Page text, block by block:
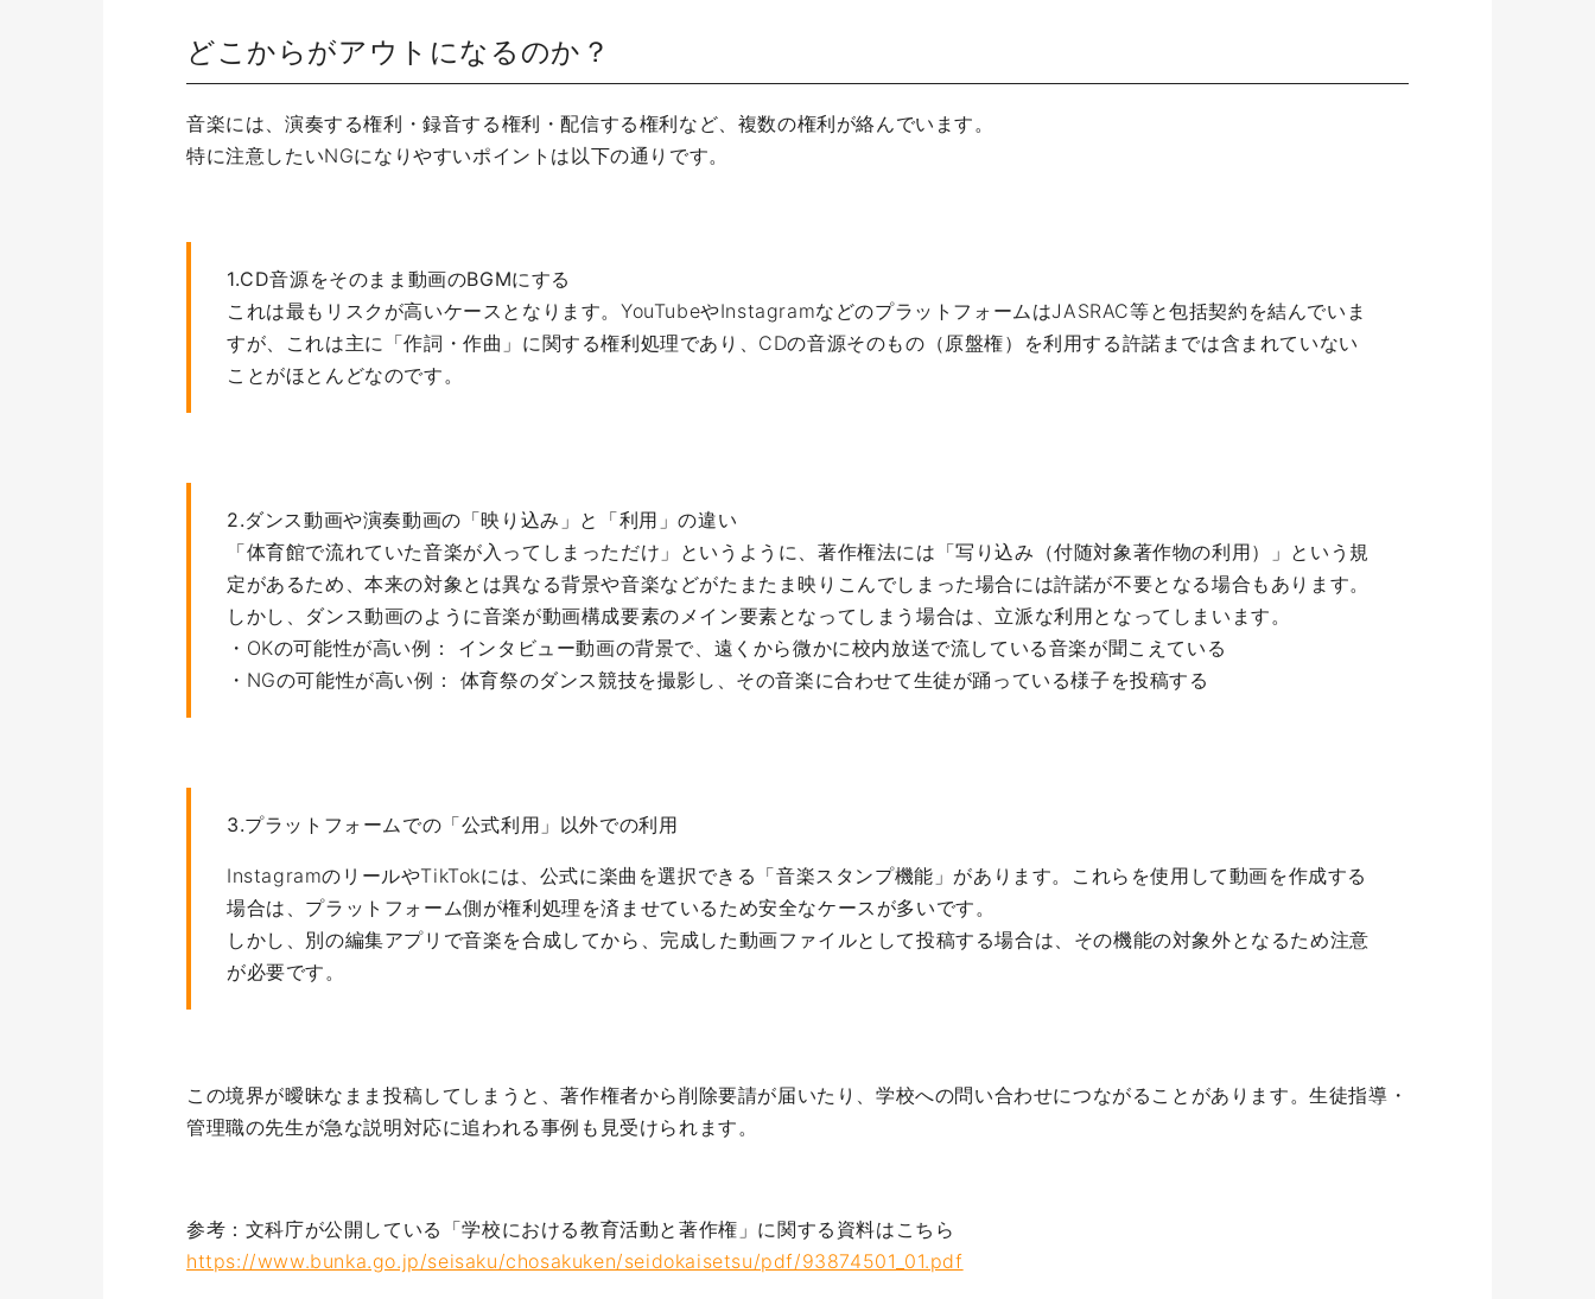
どこからがアウトになるのか？
音楽には、演奏する権利・録音する権利・配信する権利など、複数の権利が絡んでいます。
特に注意したいNGになりやすいポイントは以下の通りです。
1.CD音源をそのまま動画のBGMにする
これは最もリスクが高いケースとなります。YouTubeやInstagramなどのプラットフォームはJASRAC等と包括契約を結んでいま
すが、これは主に「作詞・作曲」に関する権利処理であり、CDの音源そのもの（原盤権）を利用する許諾までは含まれていない
ことがほとんどなのです。
2.ダンス動画や演奏動画の「映り込み」と「利用」の違い
「体育館で流れていた音楽が入ってしまっただけ」というように、著作権法には「写り込み（付随対象著作物の利用）」という規
定があるため、本来の対象とは異なる背景や音楽などがたまたま映りこんでしまった場合には許諾が不要となる場合もあります。
しかし、ダンス動画のように音楽が動画構成要素のメイン要素となってしまう場合は、立派な利用となってしまいます。
・OKの可能性が高い例： インタビュー動画の背景で、遠くから微かに校内放送で流している音楽が聞こえている
・NGの可能性が高い例： 体育祭のダンス競技を撮影し、その音楽に合わせて生徒が踊っている様子を投稿する
3.プラットフォームでの「公式利用」以外での利用
InstagramのリールやTikTokには、公式に楽曲を選択できる「音楽スタンプ機能」があります。これらを使用して動画を作成する
場合は、プラットフォーム側が権利処理を済ませているため安全なケースが多いです。
しかし、別の編集アプリで音楽を合成してから、完成した動画ファイルとして投稿する場合は、その機能の対象外となるため注意
が必要です。
この境界が曖昧なまま投稿してしまうと、著作権者から削除要請が届いたり、学校への問い合わせにつながることがあります。生徒指導・
管理職の先生が急な説明対応に追われる事例も見受けられます。
参考：文科庁が公開している「学校における教育活動と著作権」に関する資料はこちら
https://www.bunka.go.jp/seisaku/chosakuken/seidokaisetsu/pdf/93874501_01.pdf